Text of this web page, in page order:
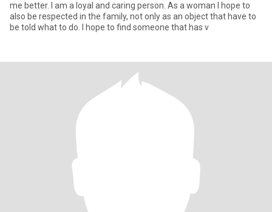
me better. I am a loyal and caring person. As a woman I hope to
also be respected in the family, not only as an object that have to
be told what to do. I hope to find someone that has v